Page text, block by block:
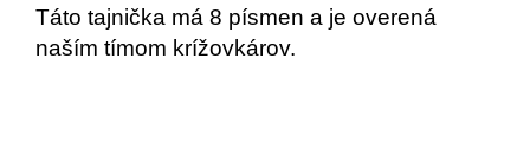
Táto tajnička má 8 písmen a je overená
naším tímom krížovkárov.